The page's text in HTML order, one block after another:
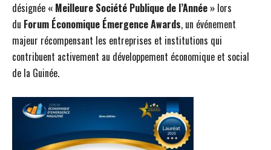
désignée « Meilleure Société Publique de l’Année » lors
du Forum Économique Émergence Awards, un événement
majeur récompensant les entreprises et institutions qui
contribuent activement au développement économique et social
de la Guinée.